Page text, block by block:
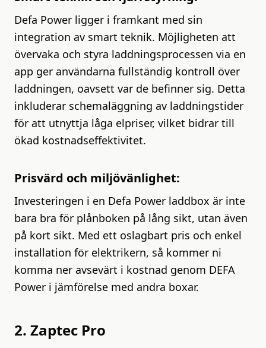
Defa Power ligger i framkant med sin
integration av smart teknik. Möjligheten att
övervaka och styra laddningsprocessen via en
app ger användarna fullständig kontroll över
laddningen, oavsett var de befinner sig. Detta
inkluderar schemaläggning av laddningstider
för att utnyttja låga elpriser, vilket bidrar till
ökad kostnadseffektivitet.
Prisvärd och miljövänlighet:
Investeringen i en Defa Power laddbox är inte
bara bra för plånboken på lång sikt, utan även
på kort sikt. Med ett oslagbart pris och enkel
installation för elektrikern, så kommer ni
komma ner avsevärt i kostnad genom DEFA
Power i jämförelse med andra boxar.
2. Zaptec Pro